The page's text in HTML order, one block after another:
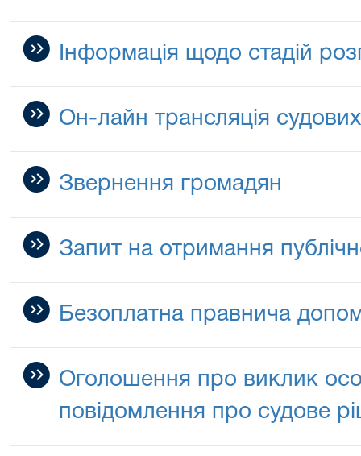
Інформація щодо стадій
Он-лайн трансляція
Звернення громадян
Запит на отримання
Безоплатна правнича
Оголошення про виклик
повідомлення про судове